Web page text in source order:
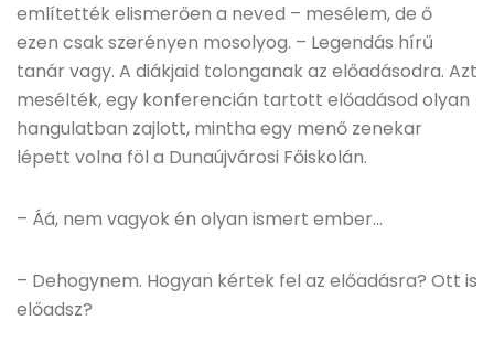
említették elismerően a neved – mesélem, de ő
ezen csak szerényen mosolyog. – Legendás hírű
tanár vagy. A diákjaid tolonganak az előadásodra. Azt
mesélték, egy konferencián tartott előadásod olyan
hangulatban zajlott, mintha egy menő zenekar
lépett volna föl a Dunaújvárosi Főiskolán.
– Áá, nem vagyok én olyan ismert ember…
– Dehogynem. Hogyan kértek fel az előadásra? Ott is
előadsz?